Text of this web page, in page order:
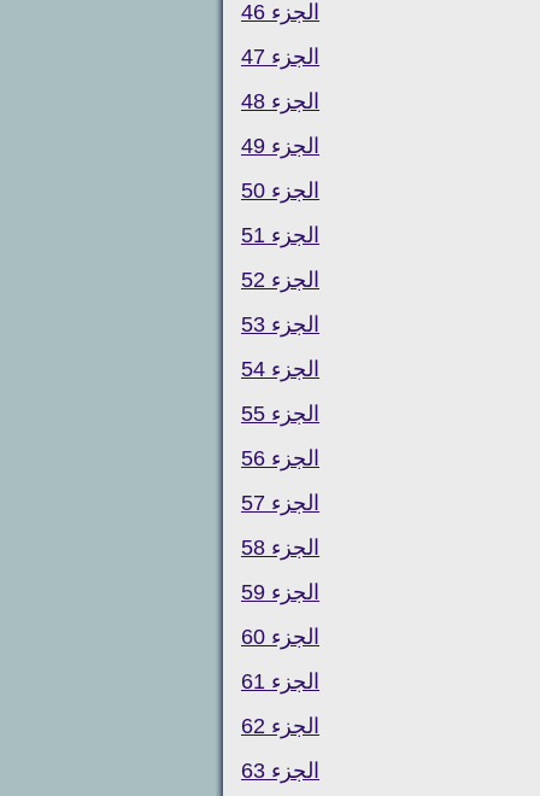
الجزء 46
الجزء 47
الجزء 48
الجزء 49
الجزء 50
الجزء 51
الجزء 52
الجزء 53
الجزء 54
الجزء 55
الجزء 56
الجزء 57
الجزء 58
الجزء 59
الجزء 60
الجزء 61
الجزء 62
الجزء 63